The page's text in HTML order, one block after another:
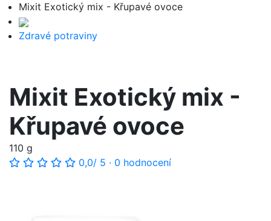
Mixit Exotický mix - Křupavé ovoce
Zdravé potraviny
Mixit Exotický mix -
Křupavé ovoce
110 g
0,0/ 5 · 0 hodnocení